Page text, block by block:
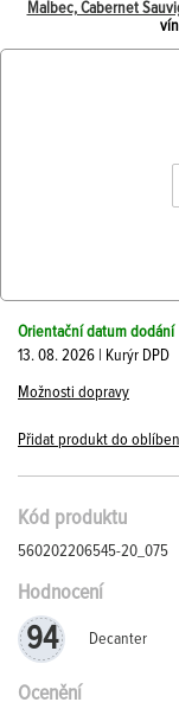
Malbec, Cabernet
Orientační datum dodání
13. 08. 2026 | Kurýr DPD
Možnosti dopravy
Přidat produkt do
Kód produktu
560202206545-20_075
Hodnocení
94 Decanter
Ocenění